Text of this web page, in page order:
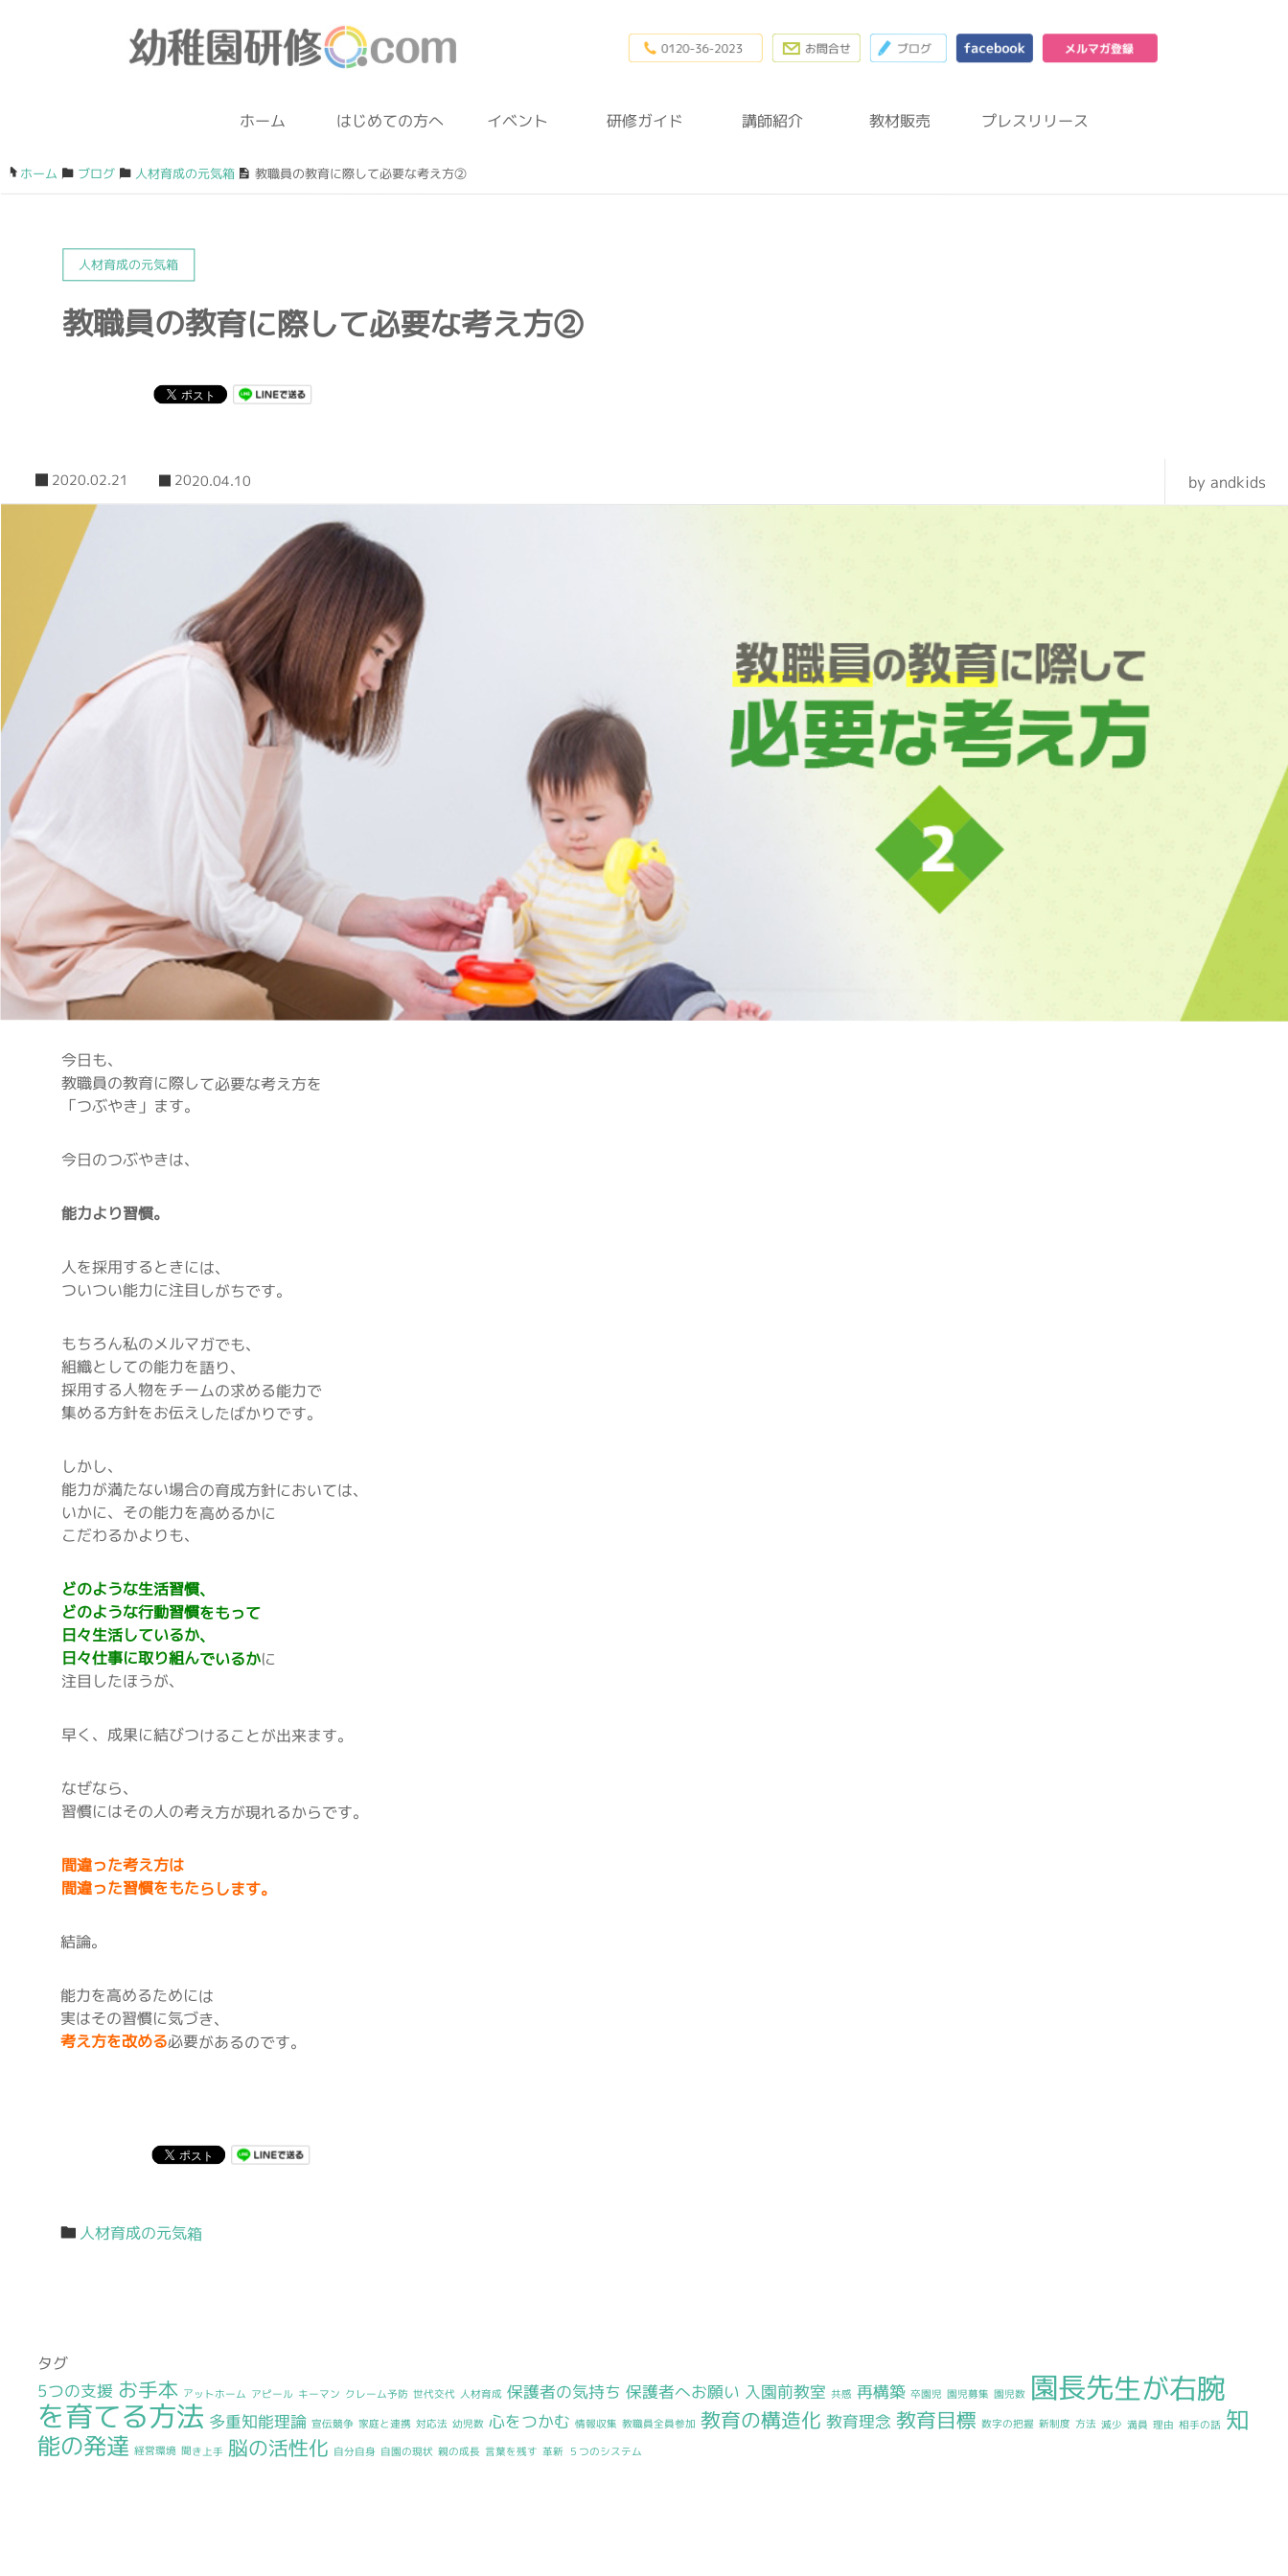
幼稚園研修.com
0120-36-2023 お問合わせフォーム
ブログ facebook
ホーム はじめての方へ イベント 研修ガイド 講師紹介 教材販売 プレスリリース
ホーム / ブログ/ 人材育成の元気箱/ 教職員の教育に際して必要な考え方②
人材育成の元気箱
教職員の教育に際して必要な考え方②
2020.02.21 2020.04.10 by andkids
今日も、
教職員の教育に際して必要な考え方を
「つぶやき」ます。
今日のつぶやきは、
能力より習慣。
人を採用するときには、
ついつい能力に注目しがちです。
もちろん私のメルマガでも、
組織としての能力を語り、
採用する人物をチームの求める能力で
集める方針をお伝えしたばかりです。
しかし、
能力が満たない場合の育成方針においては、
いかに、その能力を高めるかに
こだわるかよりも、
どのような生活習慣、
どのような行動習慣をもって
日々生活しているか、
日々仕事に取り組んでいるかに
注目したほうが、
早く、成果に結びつけることが出来ます。
なぜなら、
習慣にはその人の考え方が現れるからです。
間違った考え方は
間違った習慣をもたらします。
結論。
能力を高めるためには
実はその習慣に気づき、
考え方を改める必要があるのです。
人材育成の元気箱
タグ
5つの支援 お手本 アットホーム アピール キーマン クレーム予防 世代交代 人材育成 保護者の気持ち 保護者へお願い 入園前教室 共感 再構築 卒園児 園児募集 園児数 園長先生が右腕
を育てる方法 多重知能理論 宣伝競争 家庭と連携 対応法 幼児数 心をつかむ 情報収集 教職員全員参加 教育の構造化 教育理念 教育目標 数字の把握 新制度 方法 減少 満員 理由 相手の話 知
能の発達 経営環境 聞き上手 脳の活性化 自分自身 自園の現状 親の成長 言葉を残す 革新 ５つのシステム